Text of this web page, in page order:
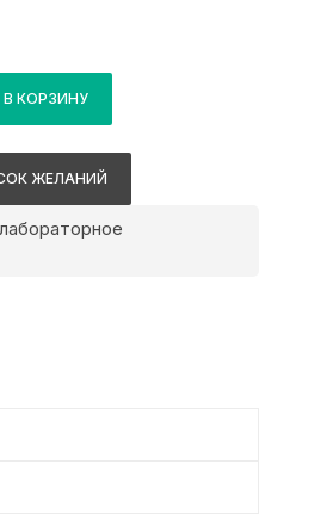
В КОРЗИНУ
ЖЕЛАНИЙ